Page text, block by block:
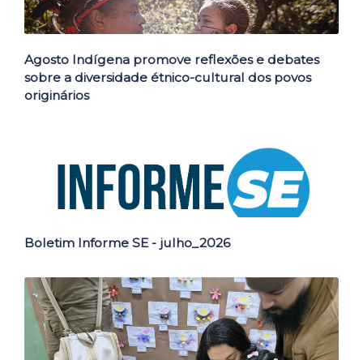
Agosto Indígena promove reflexões e debates
sobre a diversidade étnico-cultural dos povos
originários
Boletim Informe SE - julho_2026